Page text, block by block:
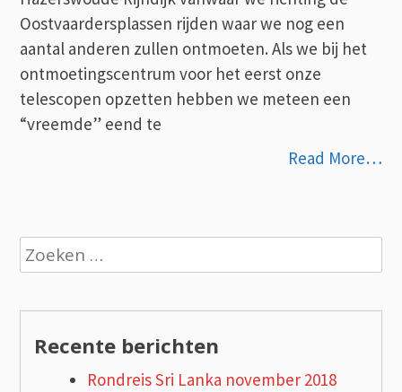
Oostvaardersplassen rijden waar we nog een
aantal anderen zullen ontmoeten. Als we bij het
ontmoetingscentrum voor het eerst onze
telescopen opzetten hebben we meteen een
“vreemde” eend te
Read More…
Zoeken
naar:
Recente berichten
Rondreis Sri Lanka november 2018